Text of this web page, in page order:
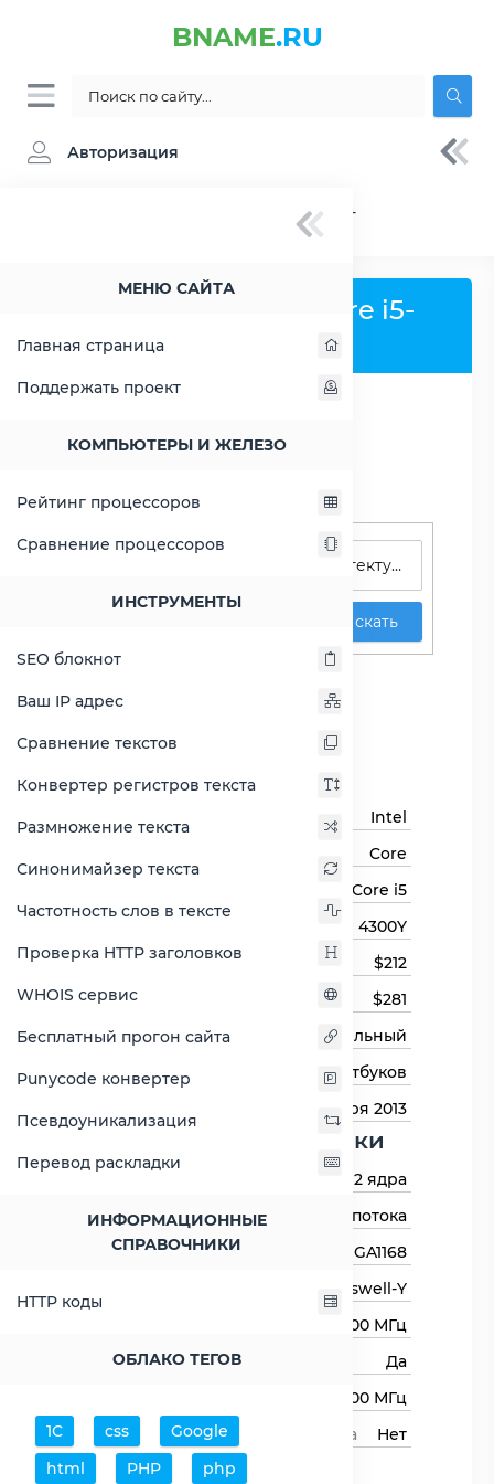
BNAME.RU
Авторизация
МЕНЮ САЙТА
Главная страница
Поддержать проект
КОМПЬЮТЕРЫ И ЖЕЛЕЗО
Рейтинг процессоров
Сравнение процессоров
ИНСТРУМЕНТЫ
SEO блокнот
Ваш IP адрес
Сравнение текстов
Конвертер регистров текста
Размножение текста
Синонимайзер текста
Частотность слов в тексте
Проверка HTTP заголовков
WHOIS сервис
Бесплатный прогон сайта
Punycode конвертер
Псевдоуникализация
Перевод раскладки
ИНФОРМАЦИОННЫЕ
СПРАВОЧНИКИ
HTTP коды
ОБЛАКО ТЕГОВ
1С css
Google
html
PHP
php
» Процессор Intel Core i5-4300Y -
Процессор Intel Core i5-
Искать
Core i5-4300Y
Основная информация
Intel
Core
Core i5
4300Y
Цена
$212
Цена на момент выхода
$281
Тип процессора
Мобильный
Назначение
Для ноутбуков
1 сентября 2013
Основные харктеристики
2 ядра
Количество потоков
4 потока
Сокет (разъём)
BGA1168
Haswell-Y
1600 МГц
Авторазгон
Да
2300 МГц
Свободный множитель процессора
Нет
Процессор